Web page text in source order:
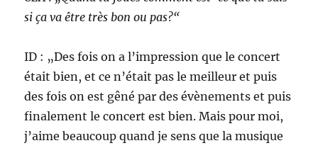
si ça va être très bon ou pas?“
ID : „Des fois on a l’impression que le concert
était bien, et ce n’était pas le meilleur et puis
des fois on est gêné par des évènements et puis
finalement le concert est bien. Mais pour moi,
j’aime beaucoup quand je sens que la musique